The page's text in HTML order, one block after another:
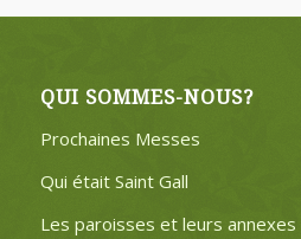
QUI SOMMES-NOUS?
Prochaines Messes
Qui était Saint Gall
Les paroisses et leurs annexes